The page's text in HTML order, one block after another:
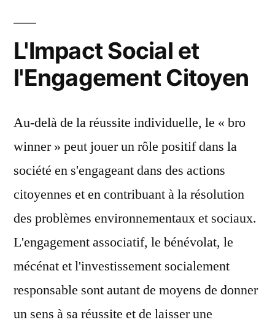
L'Impact Social et
l'Engagement Citoyen
Au-delà de la réussite individuelle, le « bro
winner » peut jouer un rôle positif dans la
société en s'engageant dans des actions
citoyennes et en contribuant à la résolution
des problèmes environnementaux et sociaux.
L'engagement associatif, le bénévolat, le
mécénat et l'investissement socialement
responsable sont autant de moyens de donner
un sens à sa réussite et de laisser une